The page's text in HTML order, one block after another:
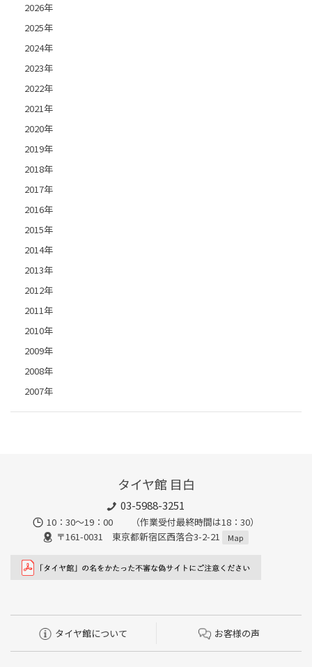
2026年
2025年
2024年
2023年
2022年
2021年
2020年
2019年
2018年
2017年
2016年
2015年
2014年
2013年
2012年
2011年
2010年
2009年
2008年
2007年
タイヤ館 目白
03-5988-3251
10：30～19：00 （作業受付最終時間は18：30）
〒161-0031 東京都新宿区西落合3-2-21
Map
タイヤ館について お客様の声